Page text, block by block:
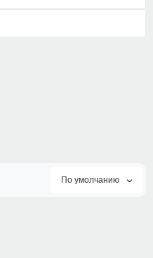
По умолчанию